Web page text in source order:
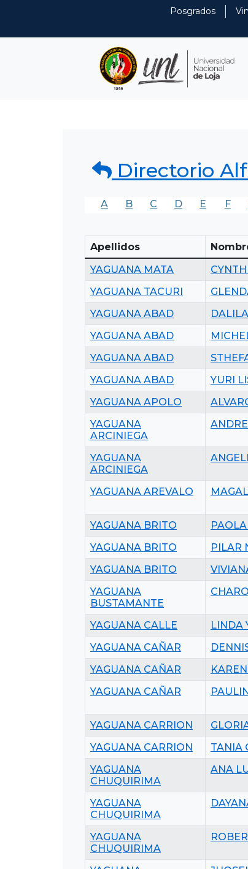
Posgrados
Directorio
A B C D E F
Apellidos
YAGUANA MATA
YAGUANA TACURI
YAGUANA ABAD
YAGUANA ABAD
YAGUANA ABAD
YAGUANA ABAD
YURI
YAGUANA APOLO
YAGUANA
ARCINIEGA
YAGUANA
ARCINIEGA
YAGUANA AREVALO
YAGUANA BRITO
YAGUANA BRITO
PILAR
YAGUANA BRITO
YAGUANA
BUSTAMANTE
YAGUANA CALLE LINDA
YAGUANA CAÑAR
YAGUANA CAÑAR
YAGUANA CAÑAR
YAGUANA CARRION
YAGUANA CARRION
TANIA
YAGUANA
CHUQUIRIMA
ANA
YAGUANA
CHUQUIRIMA
YAGUANA
CHUQUIRIMA